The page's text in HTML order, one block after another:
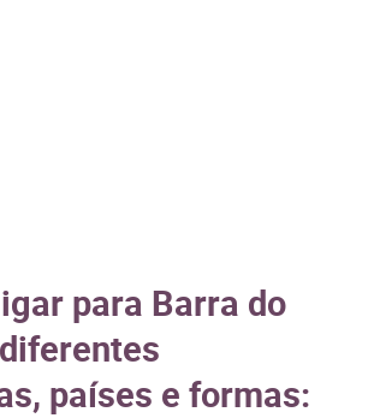
para Barra do
países e formas: